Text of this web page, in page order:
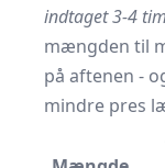
indtaget 3-4
mængden til
på aftenen -
mindre pres